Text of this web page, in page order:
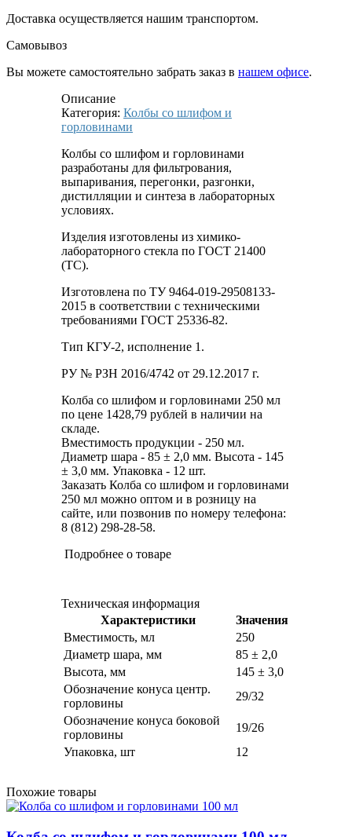
Доставка осуществляется нашим транспортом.
Самовывоз
Вы можете самостоятельно забрать заказ в нашем офисе.
Описание
Категория: Колбы со шлифом и
горловинами
Колбы со шлифом и горловинами
разработаны для фильтрования,
выпаривания, перегонки, разгонки,
дистилляции и синтеза в лабораторных
условиях.
Изделия изготовлены из химико-
лабораторного стекла по ГОСТ 21400
(ТС).
Изготовлена по ТУ 9464-019-29508133-
2015 в соответствии с техническими
требованиями ГОСТ 25336-82.
Тип КГУ-2, исполнение 1.
РУ № РЗН 2016/4742 от 29.12.2017 г.
Колба со шлифом и горловинами 250 мл
по цене 1428,79 рублей в наличии на
складе.
Вместимость продукции - 250 мл.
Диаметр шара - 85 ± 2,0 мм. Высота - 145
± 3,0 мм. Упаковка - 12 шт.
Заказать Колба со шлифом и горловинами
250 мл можно оптом и в розницу на
сайте, или позвонив по номеру телефона:
8 (812) 298-28-58.
Подробнее о товаре
Техническая информация
Характеристики
Значения
Вместимость, мл
250
Диаметр шара, мм
85 ± 2,0
Высота, мм
145 ± 3,0
Обозначение конуса центр.
горловины
29/32
Обозначение конуса боковой
горловины
19/26
Упаковка, шт
12
Похожие товары